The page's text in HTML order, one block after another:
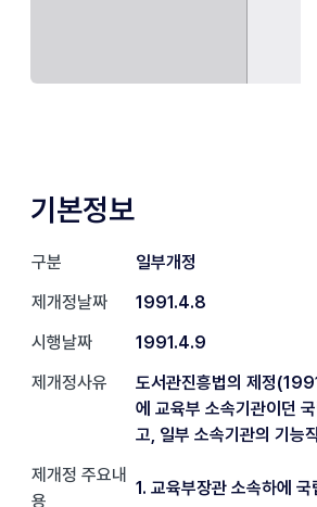
기본정보
구분
일부개정
제개정날짜
1991.4.8
시행날짜
1991.4.9
제개정사유
도서관진흥법의 제정
에 교육부 소속기관이던
고, 일부 소속기관의 기
제개정 주요내
용
1. 교육부장관 소속하에 국